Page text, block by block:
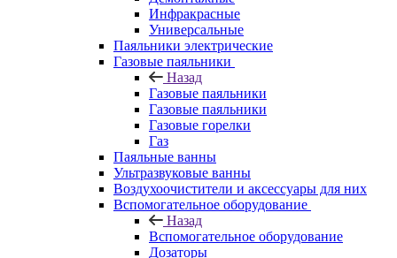
Инфракрасные
Универсальные
Паяльники электрические
Газовые паяльники
Назад
Газовые паяльники
Газовые паяльники
Газовые горелки
Газ
Паяльные ванны
Ультразвуковые ванны
Воздухоочистители и аксессуары для них
Вспомогательное оборудование
Назад
Вспомогательное оборудование
Дозаторы